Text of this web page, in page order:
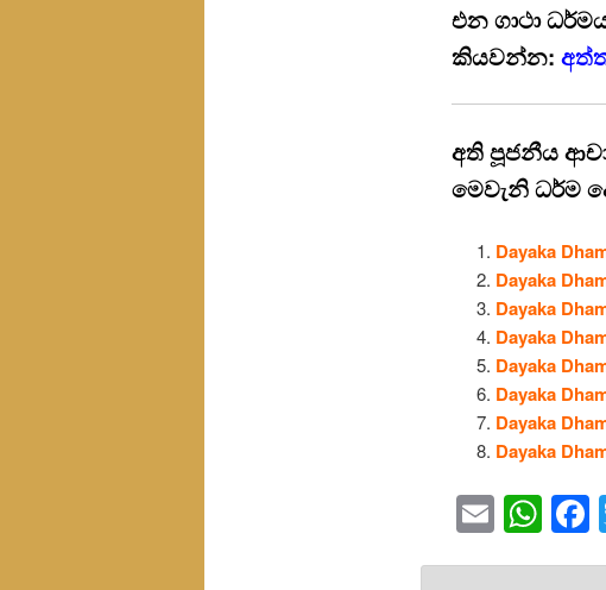
එන ගාථා
කියවන්න:
අති පූජනීය
මෙවැනි ධර්ම
Dayaka
Dayaka
Dayaka
Dayaka
Dayaka
Dayaka
Dayaka
Dayaka
Email